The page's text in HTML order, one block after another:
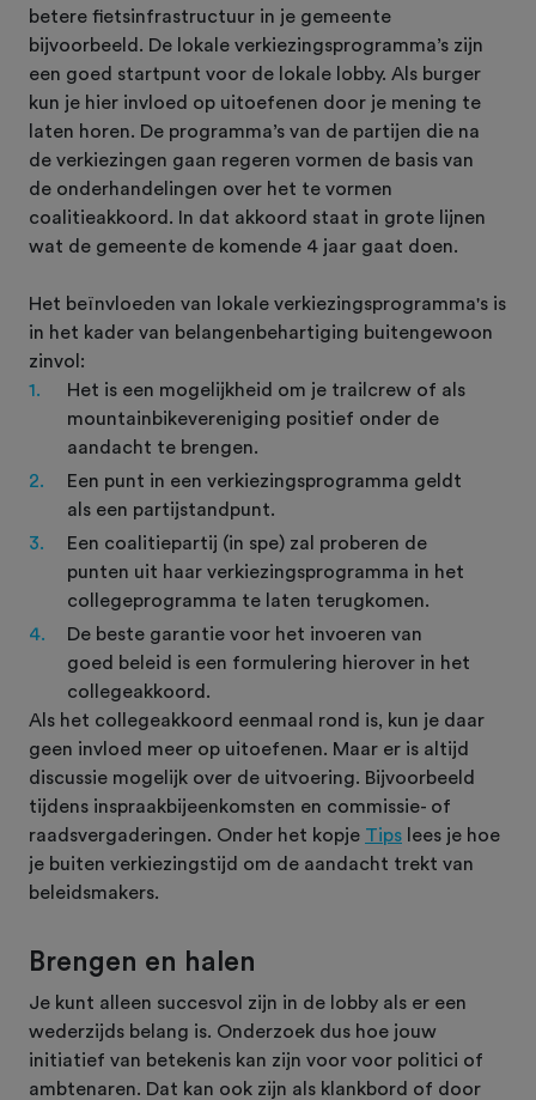
betere fietsinfrastructuur in je gemeente
bijvoorbeeld. De lokale verkiezingsprogramma’s zijn
een goed startpunt voor de lokale lobby. Als burger
kun je hier invloed op uitoefenen door je mening te
laten horen. De programma’s van de partijen die na
de verkiezingen gaan regeren vormen de basis van
de onderhandelingen over het te vormen
coalitieakkoord. In dat akkoord staat in grote lijnen
wat de gemeente de komende 4 jaar gaat doen.
Het beïnvloeden van lokale verkiezingsprogramma's is
in het kader van belangenbehartiging buitengewoon
zinvol:
Het is een mogelijkheid om je trailcrew of als
mountainbikevereniging positief onder de
aandacht te brengen.
Een punt in een verkiezingsprogramma geldt
als een partijstandpunt.
Een coalitiepartij (in spe) zal proberen de
punten uit haar verkiezingsprogramma in het
collegeprogramma te laten terugkomen.
De beste garantie voor het invoeren van
goed beleid is een formulering hierover in het
collegeakkoord.
Als het collegeakkoord eenmaal rond is, kun je daar
geen invloed meer op uitoefenen. Maar er is altijd
discussie mogelijk over de uitvoering. Bijvoorbeeld
tijdens inspraakbijeenkomsten en commissie- of
raadsvergaderingen. Onder het kopje Tips lees je hoe
je buiten verkiezingstijd om de aandacht trekt van
beleidsmakers.
Brengen en halen
Je kunt alleen succesvol zijn in de lobby als er een
wederzijds belang is. Onderzoek dus hoe jouw
initiatief van betekenis kan zijn voor voor politici of
ambtenaren. Dat kan ook zijn als klankbord of door